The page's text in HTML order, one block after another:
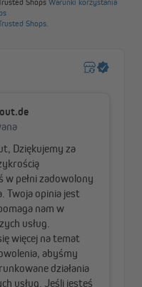
zaciskowych pętli
plandek
i banerów